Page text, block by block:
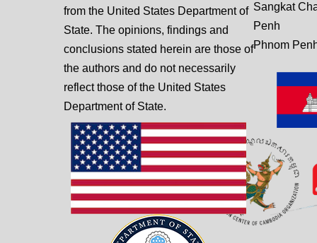
Sangkat
Penh
Phnom
from the United States Department of
State. The opinions, findings and
conclusions stated herein are those of
the authors and do not necessarily
reflect those of the United States
Department of State.